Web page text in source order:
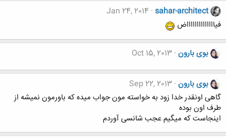
sahar-architect
Jan 24, 2014
فیااااااااااااااض
بوی بارون Oct 15, 2013
بوی بارون Sep 22, 2013
گاهی اونقدر خدا زود به خواسته مون جواب میده که باورمون نمیشه از
طرف اون بوده
اینجاست که میگیم عجب شانسی آوردم